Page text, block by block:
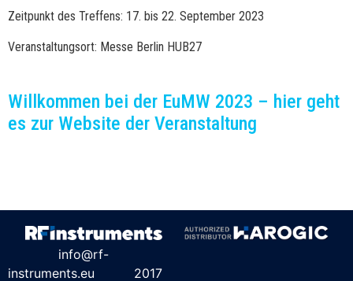
Zeitpunkt des Treffens: 17. bis 22. September 2023
Veranstaltungsort: Messe Berlin HUB27
Willkommen bei der EuMW 2023 – hier geht
es zur Website der Veranstaltung
info@rf-
instruments.eu
2017